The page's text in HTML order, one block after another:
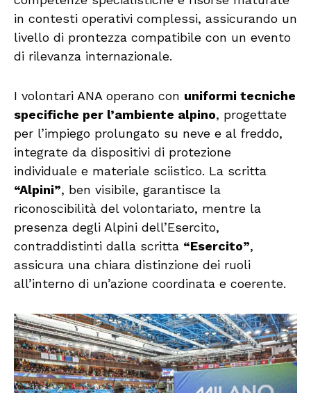
in contesti operativi complessi, assicurando un
livello di prontezza compatibile con un evento
di rilevanza internazionale.
I volontari ANA operano con uniformi tecniche
specifiche per l’ambiente alpino, progettate
per l’impiego prolungato su neve e al freddo,
integrate da dispositivi di protezione
individuale e materiale sciistico. La scritta
“Alpini”, ben visibile, garantisce la
riconoscibilità del volontariato, mentre la
presenza degli Alpini dell’Esercito,
contraddistinti dalla scritta “Esercito”,
assicura una chiara distinzione dei ruoli
all’interno di un’azione coordinata e coerente.